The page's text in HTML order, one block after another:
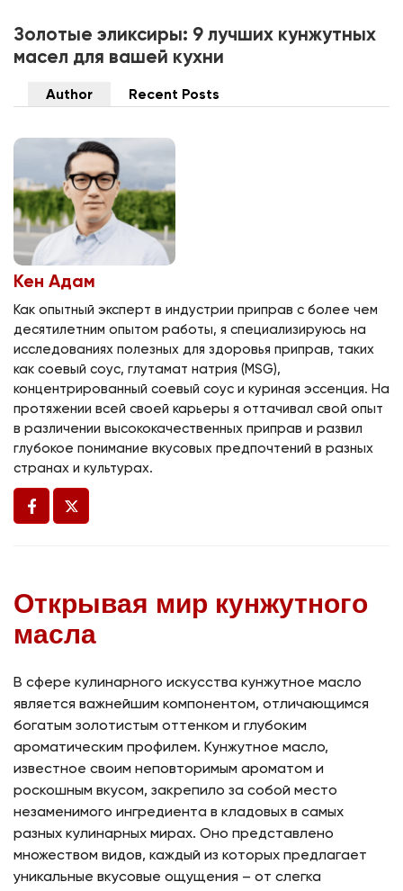
Золотые эликсиры: 9 лучших кунжутных
масел для вашей кухни
Author Recent Posts
Кен Адам
Как опытный эксперт в индустрии приправ с более чем
десятилетним опытом работы, я специализируюсь на
исследованиях полезных для здоровья приправ, таких
как соевый соус, глутамат натрия (MSG),
концентрированный соевый соус и куриная эссенция. На
протяжении всей своей карьеры я оттачивал свой опыт
в различении высококачественных приправ и развил
глубокое понимание вкусовых предпочтений в разных
странах и культурах.
Открывая мир кунжутного
масла
В сфере кулинарного искусства кунжутное масло
является важнейшим компонентом, отличающимся
богатым золотистым оттенком и глубоким
ароматическим профилем. Кунжутное масло,
известное своим неповторимым ароматом и
роскошным вкусом, закрепило за собой место
незаменимого ингредиента в кладовых в самых
разных кулинарных мирах. Оно представлено
множеством видов, каждый из которых предлагает
уникальные вкусовые ощущения – от слегка